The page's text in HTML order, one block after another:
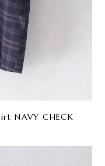
NAVY CHECK